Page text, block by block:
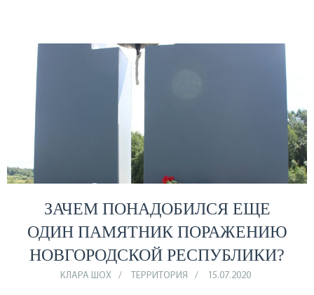
ЗАЧЕМ ПОНАДОБИЛСЯ ЕЩЕ
ОДИН ПАМЯТНИК ПОРАЖЕНИЮ
НОВГОРОДСКОЙ РЕСПУБЛИКИ?
КЛАРА ШОХ ТЕРРИТОРИЯ 15.07.2020